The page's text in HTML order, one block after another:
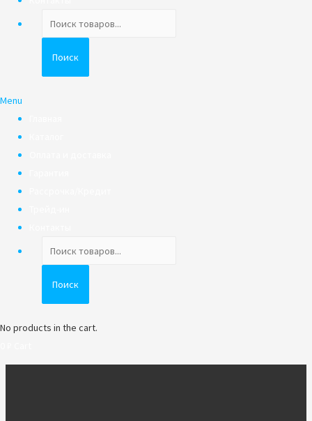
товаров
Поиск
Menu
товаров
Поиск
No products in the cart.